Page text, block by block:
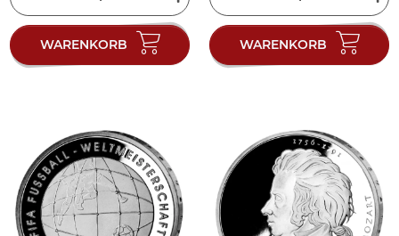
WARENKORB WARENKORB